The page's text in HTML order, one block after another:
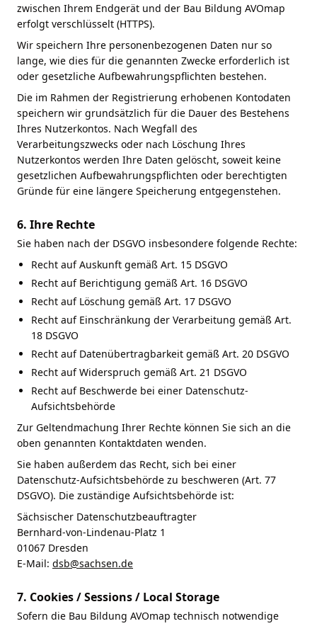
zwischen Ihrem Endgerät und der Bau Bildung AVOmap
erfolgt verschlüsselt (HTTPS).
Wir speichern Ihre personenbezogenen Daten nur so
lange, wie dies für die genannten Zwecke erforderlich ist
oder gesetzliche Aufbewahrungspflichten bestehen.
Die im Rahmen der Registrierung erhobenen Kontodaten
speichern wir grundsätzlich für die Dauer des Bestehens
Ihres Nutzerkontos. Nach Wegfall des
Verarbeitungszwecks oder nach Löschung Ihres
Nutzerkontos werden Ihre Daten gelöscht, soweit keine
gesetzlichen Aufbewahrungspflichten oder berechtigten
Gründe für eine längere Speicherung entgegenstehen.
6. Ihre Rechte
Sie haben nach der DSGVO insbesondere folgende Rechte:
Recht auf Auskunft gemäß Art. 15 DSGVO
Recht auf Berichtigung gemäß Art. 16 DSGVO
Recht auf Löschung gemäß Art. 17 DSGVO
Recht auf Einschränkung der Verarbeitung gemäß Art.
18 DSGVO
Recht auf Datenübertragbarkeit gemäß Art. 20 DSGVO
Recht auf Widerspruch gemäß Art. 21 DSGVO
Recht auf Beschwerde bei einer Datenschutz-
Aufsichtsbehörde
Zur Geltendmachung Ihrer Rechte können Sie sich an die
oben genannten Kontaktdaten wenden.
Sie haben außerdem das Recht, sich bei einer
Datenschutz-Aufsichtsbehörde zu beschweren (Art. 77
DSGVO). Die zuständige Aufsichtsbehörde ist:
Sächsischer Datenschutzbeauftragter
Bernhard-von-Lindenau-Platz 1
01067 Dresden
E-Mail: dsb@sachsen.de
7. Cookies / Sessions / Local Storage
Sofern die Bau Bildung AVOmap technisch notwendige